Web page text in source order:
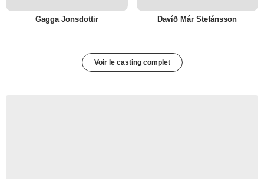
Gagga Jonsdottir Davíð Már Stefánsson
Voir le casting complet